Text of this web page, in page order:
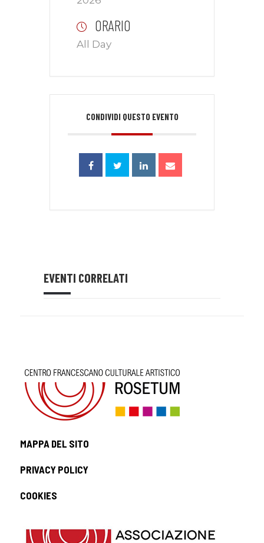
ORARIO
All Day
CONDIVIDI QUESTO EVENTO
EVENTI CORRELATI
MAPPA DEL SITO
PRIVACY POLICY
COOKIES